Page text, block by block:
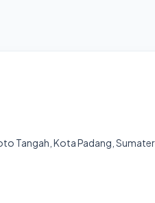
Tangah, Kota Padang,